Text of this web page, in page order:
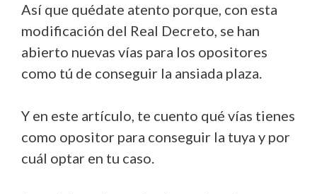
Así que quédate atento porque, con esta
modificación del Real Decreto, se han
abierto nuevas vías para los opositores
como tú de conseguir la ansiada plaza.
Y en este artículo, te cuento qué vías tienes
como opositor para conseguir la tuya y por
cuál optar en tu caso.